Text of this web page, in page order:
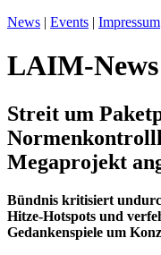
News | Events | Impressum
LAIM-News
Streit um
Megaprojekt
Bündnis kritisiert
Hitze-Hotspots und
Gedankenspiele um